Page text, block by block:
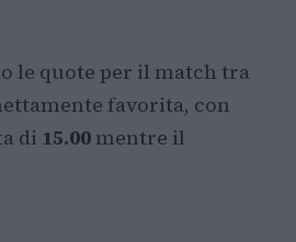
le quote per il match tra
favorita, con
di 15.00 mentre il